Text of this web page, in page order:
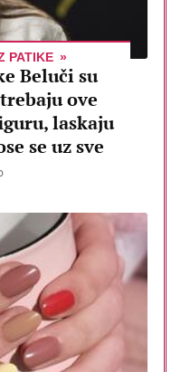
PATIKE
Beluči su
ove
laskaju
se uz sve